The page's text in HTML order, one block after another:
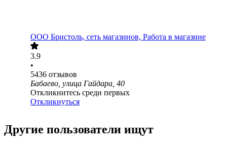
ООО Бристоль, сеть магазинов, Работа в магазине
3.9
•
5436 отзывов
Бабаево, улица Гайдара, 40
Откликнитесь среди первых
Откликнуться
Другие пользователи ищут